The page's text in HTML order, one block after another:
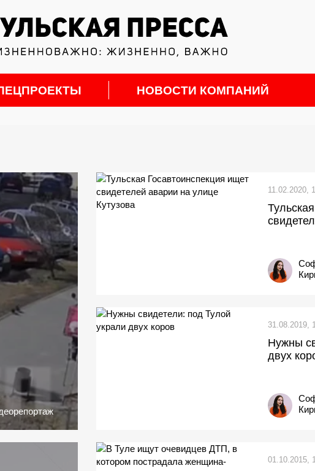
НОВОСТИ КОМПАНИЙ
11.02.2020,
31.08.2019,
Нужны
двух
01.10.2015,